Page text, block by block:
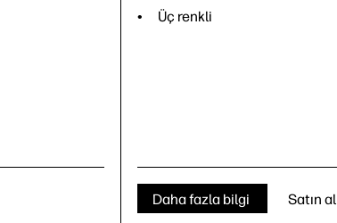
Üç renkli
Daha fazla bilgi Satın al